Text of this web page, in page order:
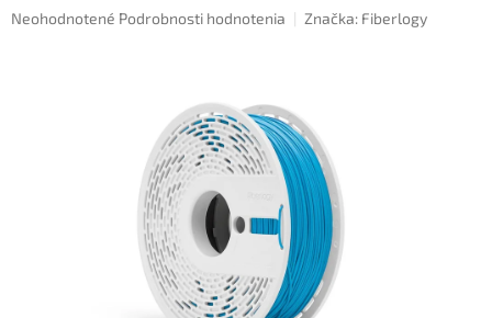
Priemerné
Neohodnotené Podrobnosti hodnotenia Značka: Fiberlogy